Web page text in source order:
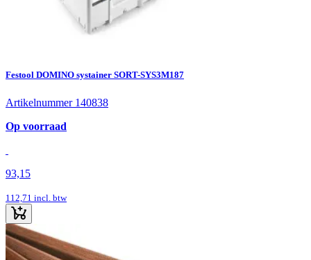
Festool DOMINO systainer SORT-SYS3M187
Artikelnummer 140838
Op voorraad
93,15
112,71 incl. btw